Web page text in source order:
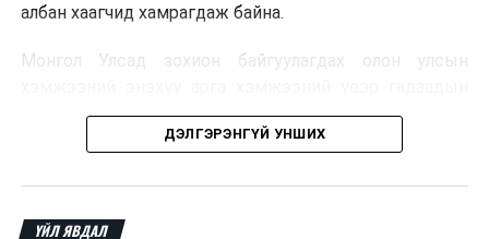
албан хаагчид хамрагдаж байна.
Монгол Улсад зохион байгуулагдах олон улсын
зочид, төлөөлөгчдөд аюулгүй, шуурхай, соёлтой,
мэргэжлийн түвшинд тээврийн үйлчилгээ үзүүлэх
ДЭЛГЭРЭНГҮЙ УНШИХ
ҮЙЛ ЯВДАЛ